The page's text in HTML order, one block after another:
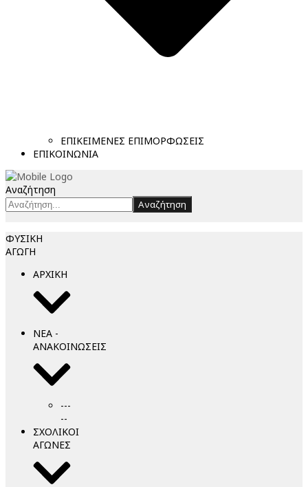
ΕΠΙΚΕΙΜΕΝΕΣ ΕΠΙΜΟΡΦΩΣΕΙΣ
ΕΠΙΚΟΙΝΩΝΙΑ
Αναζήτηση
Αναζήτηση
ΦΥΣΙΚΗ
ΑΓΩΓΗ
ΑΡΧΙΚΗ
ΝΕΑ -
ΑΝΑΚΟΙΝΩΣΕΙΣ
---
--
ΣΧΟΛΙΚΟΙ
ΑΓΩΝΕΣ